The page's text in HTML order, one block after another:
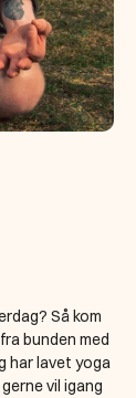
Så kom
bunden med
har lavet yoga
vil igang